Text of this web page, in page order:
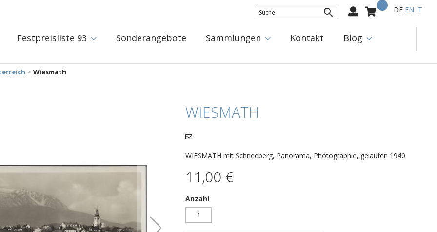
Mein Warenkorb
Select
DE EN IT
Festpreisliste 93 Sonderangebote Sammlungen Kontakt Blog
Wiesmath
WIESMATH
WIESMATH mit Schneeberg, Panorama, Photographie, gelaufen 1940
11,00 €
Anzahl